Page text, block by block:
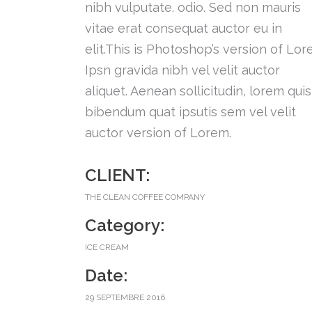
nibh vulputate. odio. Sed non mauris
vitae erat consequat auctor eu in
elit.This is Photoshop’s version of
Ipsn gravida nibh vel velit auctor
aliquet. Aenean sollicitudin, lorem quis
bibendum quat ipsutis sem vel velit
auctor version of Lorem.
CLIENT:
THE CLEAN COFFEE COMPANY
Category:
ICE CREAM
Date:
29 SEPTEMBRE 2016